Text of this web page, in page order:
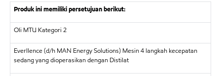
Produk ini memiliki persetujuan berikut:
Oli MTU Kategori 2
Everllence (d/h MAN Energy Solutions) Mesin 4 langkah kecepatan
sedang yang dioperasikan dengan Distilat